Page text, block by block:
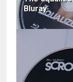
Bluray